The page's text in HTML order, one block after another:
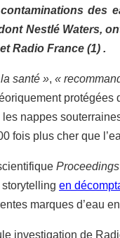
des
Nestlé Waters,
Radio France (1) .
santé », «
protégées
nappes
fois plus cher que
en
marques d’eau
investigation de